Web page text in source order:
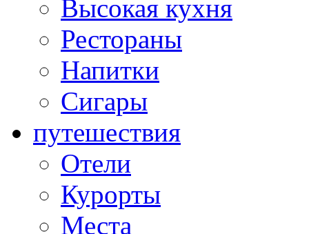
Высокая кухня
Рестораны
Напитки
Сигары
путешествия
Отели
Курорты
Места